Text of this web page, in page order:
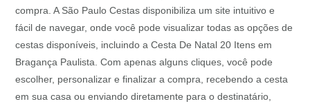
compra. A São Paulo Cestas disponibiliza um site intuitivo e
fácil de navegar, onde você pode visualizar todas as opções de
cestas disponíveis, incluindo a Cesta De Natal 20 Itens em
Bragança Paulista. Com apenas alguns cliques, você pode
escolher, personalizar e finalizar a compra, recebendo a cesta
em sua casa ou enviando diretamente para o destinatário,